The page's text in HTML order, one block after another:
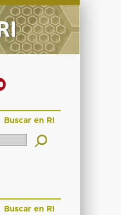
Buscar en RI
Buscar en RI